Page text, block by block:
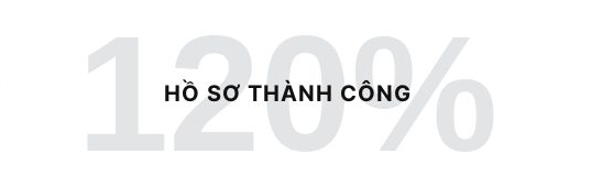
120%
HỒ SƠ THÀNH CÔNG